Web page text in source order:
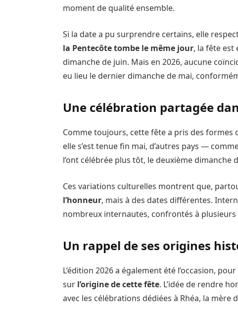
moment de qualité ensemble.
Si la date a pu surprendre certains, elle
la Pentecôte tombe le même jour, la fête est
dimanche de juin. Mais en 2026, aucune
eu lieu le dernier dimanche de mai,
Une célébration partagée
Comme toujours, cette fête a pris des formes
elle s’est tenue fin mai, d’autres pays —
l’ont célébrée plus tôt, le deuxième dimanche
Ces variations culturelles montrent que,
l’honneur, mais à des dates différentes.
nombreux internautes, confrontés à
Un rappel de ses origines
L’édition 2026 a également été l’occasion,
sur l’origine de cette fête. L’idée de rendre
avec les célébrations dédiées à Rhéa, la mère